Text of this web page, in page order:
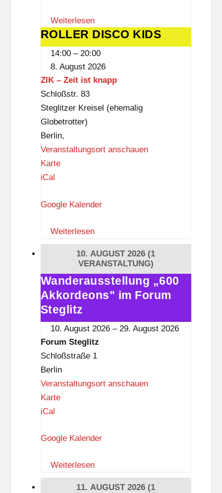
m
s
d
o
f
D
ü
p
p
e
Weiterlesen
ROLLER
DISCO
KIDS
ROLLER DISCO KIDS
14:00 – 20:00
8. August 2026
ZIK – Zeit ist knapp
Schloßstr. 83
Steglitzer Kreisel (ehemalig
Globetrotter)
Berlin,
Veranstaltungsort anschauen
KarteZ
–
e
i
i
t
k
n
a
p
p
iCal
Google Kalender
Weiterlesen
10. AUGUST 2026 (1
VERANSTALTUNG)
Wanderausstellung
„600
Akkordeons"
im
Wanderausstellung „600
Akkordeons" im Forum
Steglitz
10. August 2026 – 29. August 2026
Forum Steglitz
Schloßstraße 1
Berlin
Veranstaltungsort anschauen
KarteF
u
S
t
iCal
Google Kalender
Weiterlesen
11. AUGUST 2026 (1